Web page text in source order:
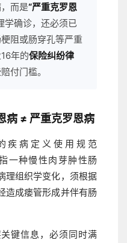
而是“严重克罗恩
确诊，还必须已
阻或肠穿孔等严重
年的保险纠纷律
付门槛。
病 ≠ 严重克罗恩病
疾病定义使用规范
一种慢性肉芽肿性肠
理组织学变化，须根据
造成瘘管形成并伴有肠
键信息，必须同时满